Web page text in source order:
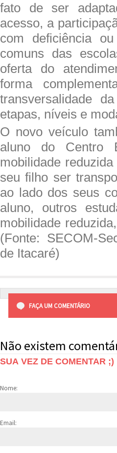
fato de ser
acesso, a
com deficiência
comuns das
oferta do
forma
transversalidade
etapas, níveis e
O novo veículo
aluno do Centro
mobilidade
seu filho ser
ao lado dos seus
aluno, outros
mobilidade
(Fonte: SECOM-
de Itacaré)
FAÇA UM COMENTÁRIO
Não existem
SUA VEZ DE COMENTAR ;)
Nome:
Email: